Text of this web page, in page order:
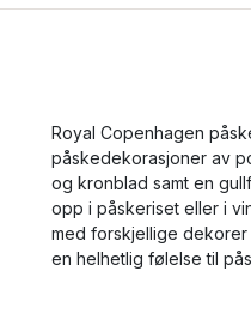
Royal Copenhagen
påskedekorasjoner av
og kronblad samt en
opp i påskeriset eller i
med forskjellige
en helhetlig følelse til